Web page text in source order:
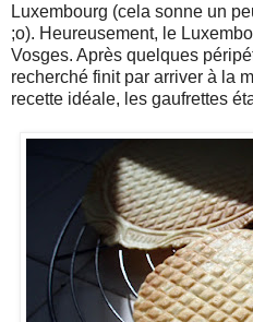
Luxembourg (cela sonne un
;o). Heureusement, le
Vosges. Après quelques
recherché finit par arriver à la
recette idéale, les gaufrettes